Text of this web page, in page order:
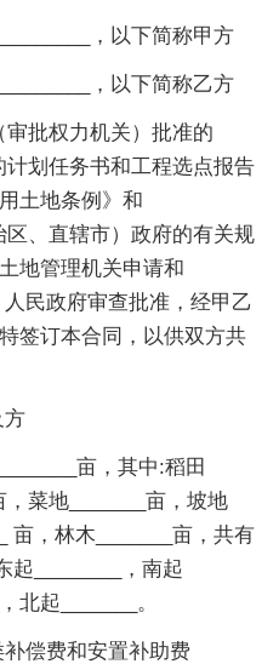
，以下简称甲方
，以下简称乙方
批权力机关）批准的
计划任务书和工程选点报告
土地条例》和
区、直辖市）政府的有关规
地管理机关申请和
人民政府审查批准，经甲乙
签订本合同，以供双方共
方
亩，其中:稻田
，菜地_______亩，坡地
亩，林木_______亩，共有
起________，南起
北起_______。
偿费和安置补助费